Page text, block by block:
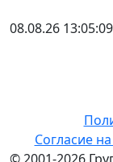
08.08.26
Согласие